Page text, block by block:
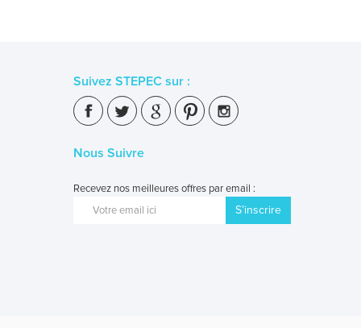
Suivez STEPEC sur :
Nous Suivre
Recevez nos meilleures offres par email :
S’inscrire